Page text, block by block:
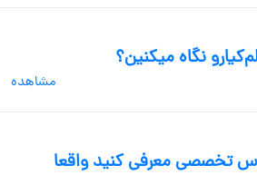
نگاه میکنین؟
مشاهده
تخصصی معرفی کنید واقعا